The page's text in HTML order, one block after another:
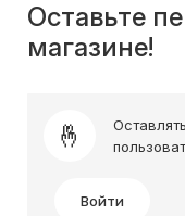
Оставьте
магазине!
Войти